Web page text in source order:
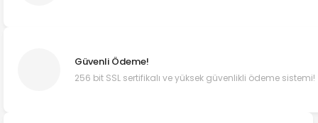
Güvenli Ödeme!
256 bit SSL sertifikalı ve yüksek güvenlikli ödeme sistemi!